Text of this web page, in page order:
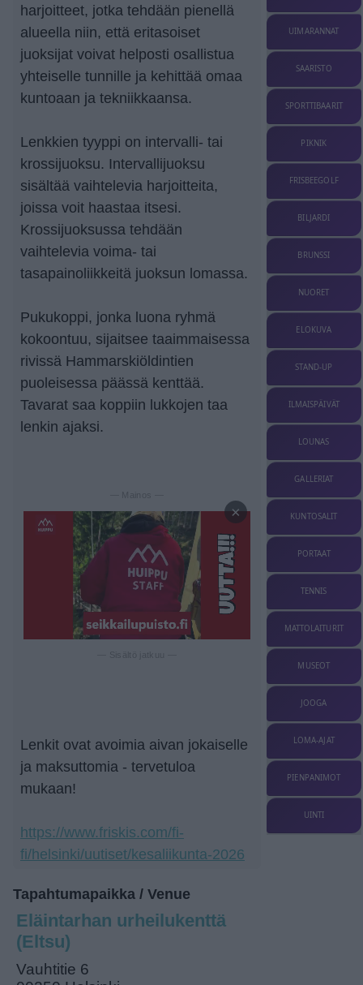
harjoitteet, jotka tehdään pienellä
alueella niin, että eritasoiset
juoksijat voivat helposti osallistua
yhteiselle tunnille ja kehittää omaa
kuntoaan ja tekniikkaansa.
Lenkkien tyyppi on intervalli- tai
krossijuoksu. Intervallijuoksu
sisältää vaihtelevia harjoitteita,
joissa voit haastaa itsesi.
Krossijuoksussa tehdään
vaihtelevia voima- tai
tasapainoliikkeitä juoksun lomassa.
Pukukoppi, jonka luona ryhmä
kokoontuu, sijaitsee taaimmaisessa
rivissä Hammarskiöldintien
puoleisessa päässä kenttää.
Tavarat saa koppiin lukkojen taa
lenkin ajaksi.
×
Lenkit ovat avoimia aivan jokaiselle
ja maksuttomia - tervetuloa
mukaan!
https://www.friskis.com/fi-
fi/helsinki/uutiset/kesaliikunta-2026
Tapahtumapaikka / Venue
Eläintarhan urheilukenttä
(Eltsu)
Vauhtitie 6
UIMARANNAT
SAARISTO
SPORTTIBAARIT
PIKNIK
FRISBEEGOLF
BILJARDI
BRUNSSI
NUORET
ELOKUVA
STAND-UP
ILMAISPÄIVÄT
LOUNAS
GALLERIAT
KUNTOSALIT
PORTAAT
TENNIS
MATTOLAITURIT
MUSEOT
JOOGA
LOMA-AJAT
PIENPANIMOT
UINTI